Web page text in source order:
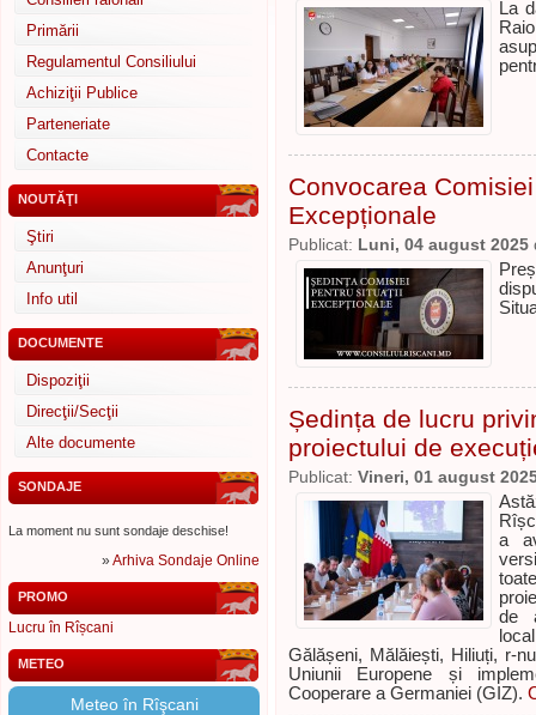
Primării
Regulamentul Consiliului
Achiziţii Publice
Parteneriate
Contacte
NOUTĂŢI
Ştiri
Anunţuri
Info util
DOCUMENTE
Dispoziţii
Direcţii/Secţii
Alte documente
SONDAJE
La moment nu sunt sondaje deschise!
»Arhiva Sondaje Online
PROMO
Lucru în Rîșcani
METEO
Meteo în Rîşcani
La
Convocarea
Excepționale
Publicat: Luni, 04 august 2025
Ședința de lucru
proiectului de
Publicat: Vineri, 01 august
a
de
Gălășeni, Mălăiești, Hiliuți, r-
Uniunii Europene și
Cooperare a Germaniei (GIZ).